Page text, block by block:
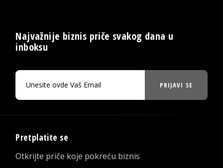
Najvažnije biznis priče svakog dana u
inboksu
PRIJAVI SE
Pretplatite se
Otkrijte priče koje pokreću biznis